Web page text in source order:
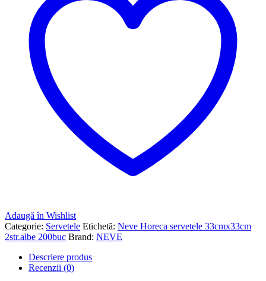
Adaugă în Wishlist
Categorie: Servetele Etichetă: Neve Horeca servetele 33cmx33cm
2str.albe 200buc Brand: NEVE
Descriere produs
Recenzii (0)